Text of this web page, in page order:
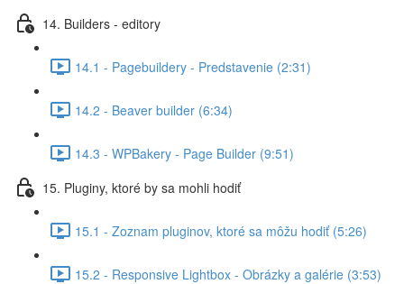
14. Builders - editory
14.1 - Pagebuildery - Predstavenie (2:31)
14.2 - Beaver builder (6:34)
14.3 - WPBakery - Page Builder (9:51)
15. Pluginy, ktoré by sa mohli hodiť
15.1 - Zoznam pluginov, ktoré sa môžu hodiť (5:26)
15.2 - Responsive Lightbox - Obrázky a galérie (3:53)